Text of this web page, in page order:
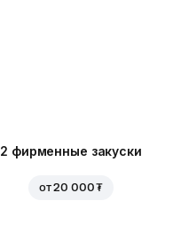
2 фирменные закуски
от20 000 ₮